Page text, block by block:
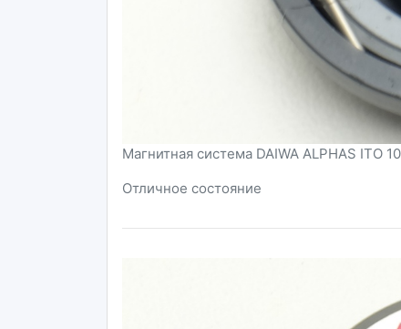
Магнитная система DAIWA ALPHAS ITO
Отличное состояние